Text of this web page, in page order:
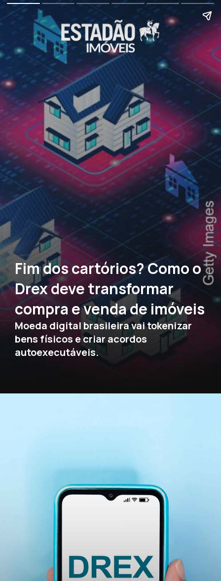
Fim dos cartórios? Como o
Drex deve transformar
compra e venda de imóveis
Moeda digital brasileira vai tokenizar
bens físicos e criar acordos
autoexecutáveis.